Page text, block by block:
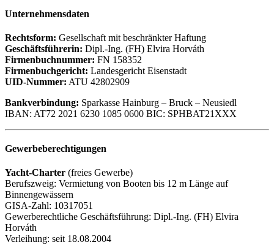
Unternehmensdaten
Rechtsform: Gesellschaft mit beschränkter Haftung
Geschäftsführerin: Dipl.-Ing. (FH) Elvira Horváth
Firmenbuchnummer: FN 158352
Firmenbuchgericht: Landesgericht Eisenstadt
UID-Nummer: ATU 42802909
Bankverbindung: Sparkasse Hainburg – Bruck – Neusiedl
IBAN: AT72 2021 6230 1085 0600 BIC: SPHBAT21XXX
Gewerbeberechtigungen
Yacht-Charter (freies Gewerbe)
Berufszweig: Vermietung von Booten bis 12 m Länge auf
Binnengewässern
GISA-Zahl: 10317051
Gewerberechtliche Geschäftsführung: Dipl.-Ing. (FH) Elvira
Horváth
Verleihung: seit 18.08.2004